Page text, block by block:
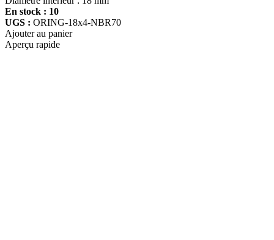
En stock : 10
UGS : ORING-18x4-NBR70
Ajouter au panier
Aperçu rapide